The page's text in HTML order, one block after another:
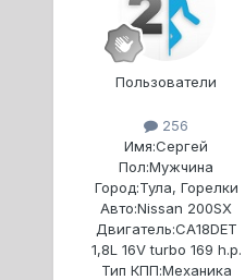
Пользователи
256
Имя:Сергей
Пол:Мужчина
Город:Тула, Горелки
Авто:Nissan 200SX
Двигатель:CA18DET
1,8L 16V turbo 169 h.p.
Тип КПП:Механика